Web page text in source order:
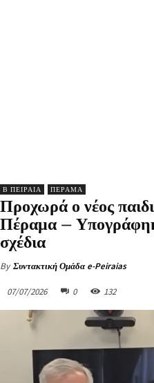
Β ΠΕΙΡΑΙΑ ΠΕΡΑΜΑ
Προχωρά ο νέος
Πέραμα –
σχέδια
By Συντακτική Ομάδα e-Peiraias
07/07/2026 0 132